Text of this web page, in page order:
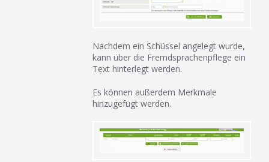
Nachdem ein Schüssel angelegt wurde,
kann über die Fremdsprachenpflege ein
Text hinterlegt werden.
Es können außerdem Merkmale
hinzugefügt werden.